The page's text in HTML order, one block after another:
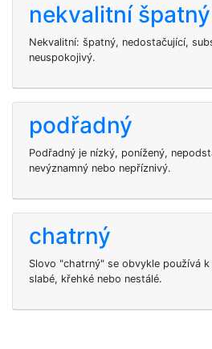
nekvalitní špatný
Nekvalitní: špatný, nedostačující,
neuspokojivý.
podřadný
Podřadný je nízký, ponížený,
nevýznamný nebo nepříznivý.
chatrný
Slovo "chatrný" se obvykle používá
slabé, křehké nebo nestálé.